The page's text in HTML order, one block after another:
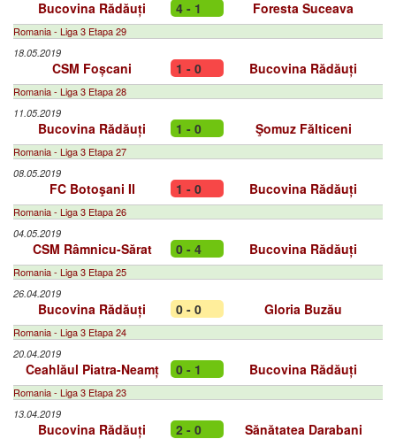
Bucovina Rădăuți 4 - 1 Foresta Suceava
Romania - Liga 3 Etapa 29
18.05.2019
CSM Foșcani 1 - 0 Bucovina Rădăuți
Romania - Liga 3 Etapa 28
11.05.2019
Bucovina Rădăuți 1 - 0 Şomuz Fălticeni
Romania - Liga 3 Etapa 27
08.05.2019
FC Botoşani II 1 - 0 Bucovina Rădăuți
Romania - Liga 3 Etapa 26
04.05.2019
CSM Râmnicu-Sărat 0 - 4 Bucovina Rădăuți
Romania - Liga 3 Etapa 25
26.04.2019
Bucovina Rădăuți 0 - 0 Gloria Buzău
Romania - Liga 3 Etapa 24
20.04.2019
Ceahlăul Piatra-Neamț 0 - 1 Bucovina Rădăuți
Romania - Liga 3 Etapa 23
13.04.2019
Bucovina Rădăuți 2 - 0 Sănătatea Darabani